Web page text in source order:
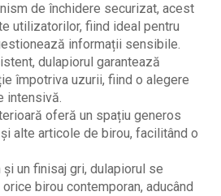
de închidere securizat, acest
utilizatorilor, fiind ideal pentru
informații sensibile.
dulapiorul garantează
împotriva uzurii, fiind o alegere
intensivă.
oferă un spațiu generos
alte articole de birou, facilitând o
un finisaj gri, dulapiorul se
birou contemporan, aducând